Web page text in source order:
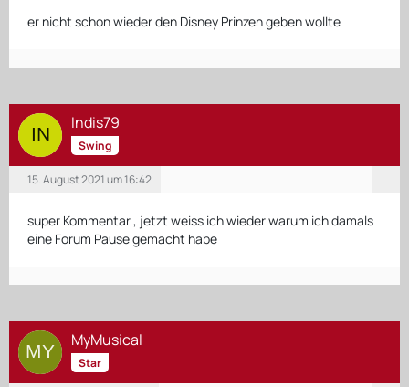
er nicht schon wieder den Disney Prinzen geben wollte
Indis79
Swing
15. August 2021 um 16:42
super Kommentar , jetzt weiss ich wieder warum ich damals
eine Forum Pause gemacht habe
MyMusical
Star